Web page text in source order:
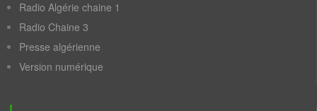
Radio Algérie chaine 1
Radio Chaine 3
Presse algérienne
Version numérique